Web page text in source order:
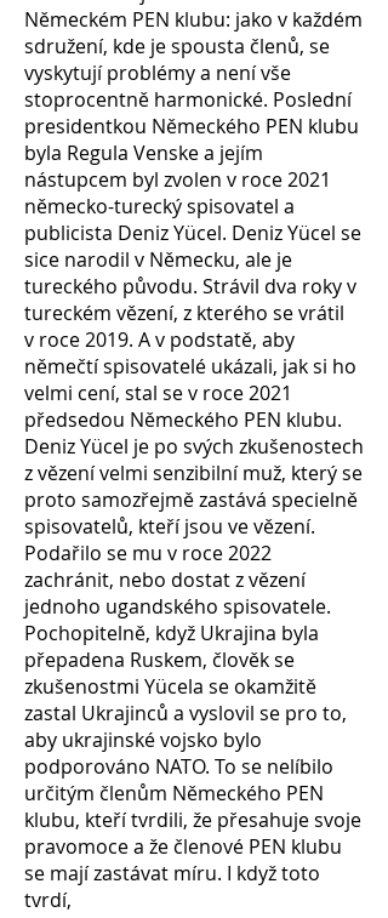
Německém PEN klubu: jako v každém
sdružení, kde je spousta členů, se
vyskytují problémy a není vše
stoprocentně harmonické. Poslední
presidentkou Německého PEN klubu
byla Regula Venske a jejím
nástupcem byl zvolen v roce 2021
německo-turecký spisovatel a
publicista Deniz Yücel. Deniz Yücel se
sice narodil v Německu, ale je
tureckého původu. Strávil dva roky v
tureckém vězení, z kterého se vrátil
v roce 2019. A v podstatě, aby
němečtí spisovatelé ukázali, jak si ho
velmi cení, stal se v roce 2021
předsedou Německého PEN klubu.
Deniz Yücel je po svých zkušenostech
z vězení velmi senzibilní muž, který se
proto samozřejmě zastává specielně
spisovatelů, kteří jsou ve vězení.
Podařilo se mu v roce 2022
zachránit, nebo dostat z vězení
jednoho ugandského spisovatele.
Pochopitelně, když Ukrajina byla
přepadena Ruskem, člověk se
zkušenostmi Yücela se okamžitě
zastal Ukrajinců a vyslovil se pro to,
aby ukrajinské vojsko bylo
podporováno NATO. To se nelíbilo
určitým členům Německého PEN
klubu, kteří tvrdili, že přesahuje svoje
pravomoce a že členové PEN klubu
se mají zastávat míru. I když toto
tvrdí,